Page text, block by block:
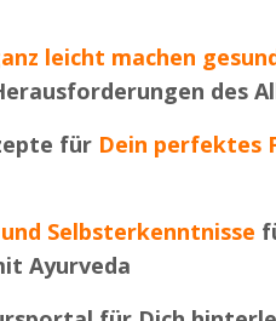
leicht machen
des
für Dein perfektes
Selbsterkenntnisse
Ayurveda